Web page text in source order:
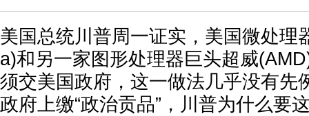
美国总统川普周一证实，美国微处理
a)和另一家图形处理器巨头超威
须交美国政府，这一做法几乎没有先
政府上缴“政治贡品”，川普为什么要